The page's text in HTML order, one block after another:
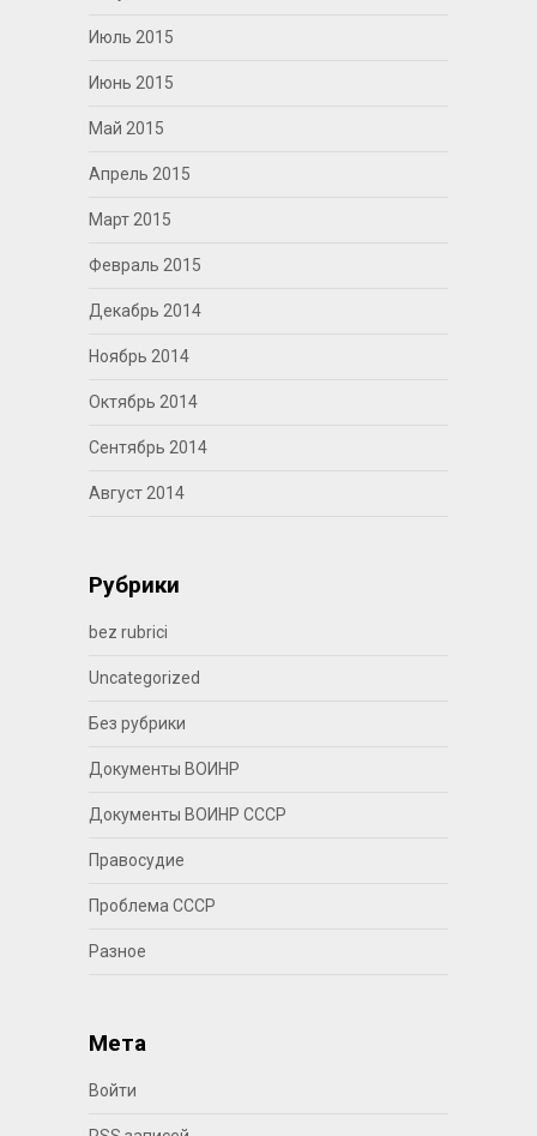
Июль 2015
Июнь 2015
Май 2015
Апрель 2015
Март 2015
Февраль 2015
Декабрь 2014
Ноябрь 2014
Октябрь 2014
Сентябрь 2014
Август 2014
Рубрики
bez rubrici
Uncategorized
Без рубрики
Документы ВОИНР
Документы ВОИНР СССР
Правосудие
Проблема СССР
Разное
Мета
Войти